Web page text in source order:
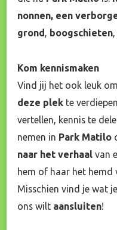
nonnen, een
grond, boogschieten,
Kom kennismaken
Vind jij het ook leuk
deze plek te
vertellen, kennis te
nemen in Park Matilo
naar het verhaal van
hem of haar het hemd
Misschien vind je wat
ons wilt aansluiten!